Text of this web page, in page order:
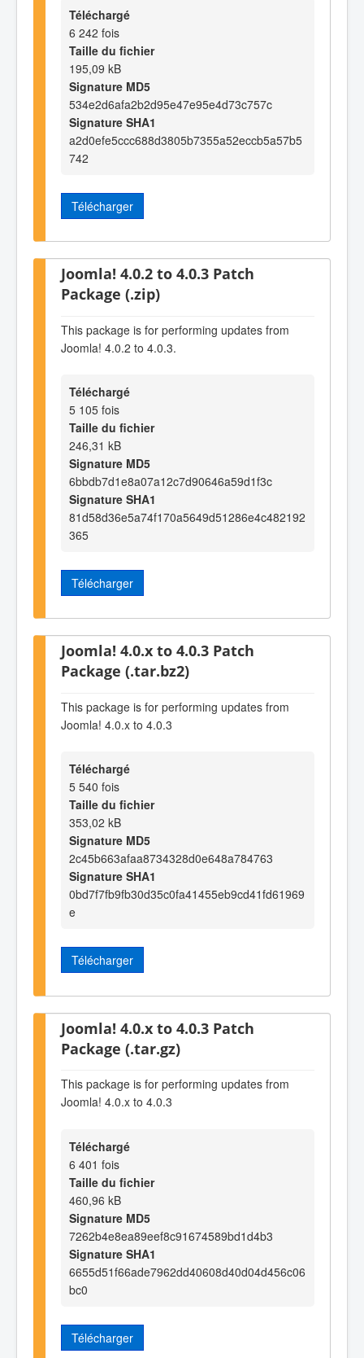
Téléchargé
6 242 fois
Taille du fichier
195,09 kB
Signature MD5
534e2d6afa2b2d95e47e95e4d73c757c
Signature SHA1
a2d0efe5ccc688d3805b7355a52eccb5a57b5
742
Télécharger
Joomla! 4.0.2 to 4.0.3 Patch
Package (.zip)
This package is for performing updates from
Joomla! 4.0.2 to 4.0.3.
Téléchargé
5 105 fois
Taille du fichier
246,31 kB
Signature MD5
6bbdb7d1e8a07a12c7d90646a59d1f3c
Signature SHA1
81d58d36e5a74f170a5649d51286e4c482192
365
Télécharger
Joomla! 4.0.x to 4.0.3 Patch
Package (.tar.bz2)
This package is for performing updates from
Joomla! 4.0.x to 4.0.3
Téléchargé
5 540 fois
Taille du fichier
353,02 kB
Signature MD5
2c45b663afaa8734328d0e648a784763
Signature SHA1
0bd7f7fb9fb30d35c0fa41455eb9cd41fd61969
e
Télécharger
Joomla! 4.0.x to 4.0.3 Patch
Package (.tar.gz)
This package is for performing updates from
Joomla! 4.0.x to 4.0.3
Téléchargé
6 401 fois
Taille du fichier
460,96 kB
Signature MD5
7262b4e8ea89eef8c91674589bd1d4b3
Signature SHA1
6655d51f66ade7962dd40608d40d04d456c06
bc0
Télécharger